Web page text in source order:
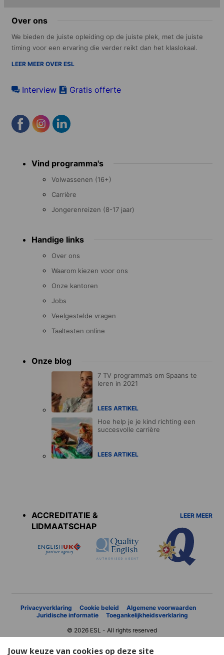
Jouw keuze van cookies op deze site
Over ons
We bieden de juiste opleiding op de juiste plek, met de juiste
timing voor een ervaring die verder reikt dan het klaslokaal.
LEER MEER OVER ESL
Interview Gratis offerte
menuVind programma's
Volwassenen (16+)
Carrière
Jongerenreizen (8-17 jaar)
Handige links
Over ons
Waarom kiezen voor ons
Onze kantoren
Jobs
Veelgestelde vragen
Taaltesten online
Onze blog
7 TV programma’s om Spaans te
leren in 2021
LEES ARTIKEL
Hoe help je je kind richting een
succesvolle carrière
LEES ARTIKEL
ACCREDITATIE &
LIDMAATSCHAP
LEER MEER
Privacyverklaring Cookie beleid
Algemene voorwaarden
Juridische informatie
Toegankelijkheidsverklaring
© 2026 ESL - All rights reserved